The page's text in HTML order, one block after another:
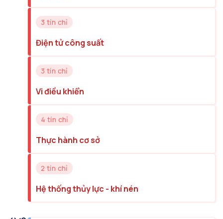
3 tín chỉ
Điện tử công suất
3 tín chỉ
Vi điều khiển
4 tín chỉ
Thực hành cơ sở
2 tín chỉ
Hệ thống thủy lực - khí nén